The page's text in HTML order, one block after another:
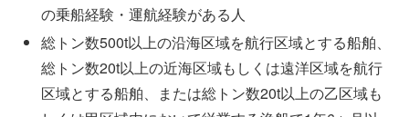
の乗船経験・運航経験がある人
総トン数500t以上の沿海区域を航行区域とする船舶、
総トン数20t以上の近海区域もしくは遠洋区域を航行
区域とする船舶、または総トン数20t以上の乙区域も